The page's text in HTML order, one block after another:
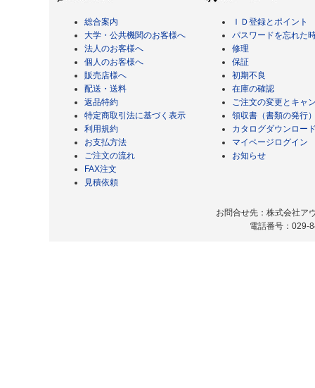
総合案内
大学・公共機関のお客様へ
法人のお客様へ
個人のお客様へ
販売店様へ
配送・送料
返品特約
特定商取引法に基づく表示
利用規約
お支払方法
ご注文の流れ
FAX注文
見積依頼
ＩＤ登録とポイント
パスワードを忘れた
修理
保証
初期不良
在庫の確認
ご注文の変更とキャ
領収書（書類の発行
カタログダウンロー
マイページログイン
お知らせ
お問合せ先：株式会社ア
電話番号：